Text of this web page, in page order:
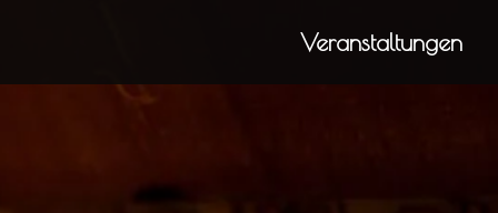
Veranstaltungen